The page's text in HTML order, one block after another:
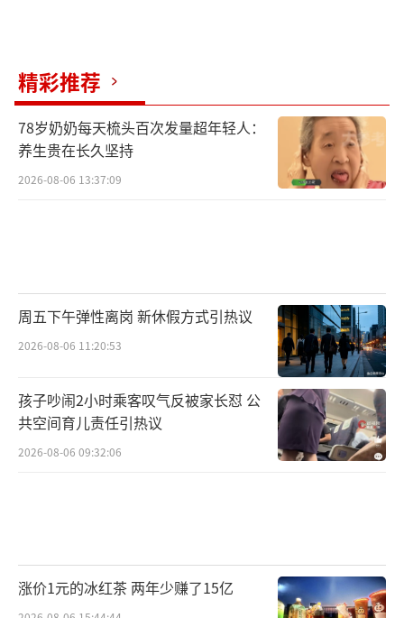
精彩推荐
78岁奶奶每天梳头百次发量超年轻人：
养生贵在长久坚持
2026-08-06 13:37:09
周五下午弹性离岗 新休假方式引热议
2026-08-06 11:20:53
孩子吵闹2小时乘客叹气反被家长怼 公
共空间育儿责任引热议
2026-08-06 09:32:06
涨价1元的冰红茶 两年少赚了15亿